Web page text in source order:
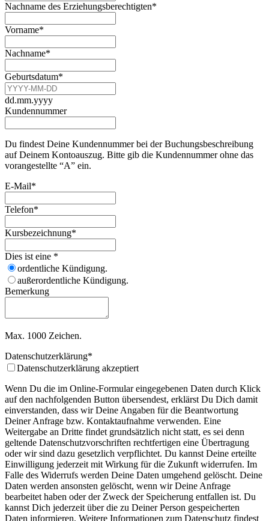
Nachname des Erziehungsberechtigten*
Vorname*
Nachname*
Geburtsdatum*
dd.mm.yyyy
Kundennummer
Du findest Deine Kundennummer bei der Buchungsbeschreibung
auf Deinem Kontoauszug. Bitte gib die Kundennummer ohne das
vorangestellte “A” ein.
E-Mail*
Telefon*
Kursbezeichnung*
Dies ist eine *
ordentliche Kündigung.
außerordentliche Kündigung.
Bemerkung
Max. 1000 Zeichen.
Datenschutzerklärung*
Datenschutzerklärung akzeptiert
Wenn Du die im Online-Formular eingegebenen Daten durch Klick
auf den nachfolgenden Button übersendest, erklärst Du Dich damit
einverstanden, dass wir Deine Angaben für die Beantwortung
Deiner Anfrage bzw. Kontaktaufnahme verwenden. Eine
Weitergabe an Dritte findet grundsätzlich nicht statt, es sei denn
geltende Datenschutzvorschriften rechtfertigen eine Übertragung
oder wir sind dazu gesetzlich verpflichtet. Du kannst Deine erteilte
Einwilligung jederzeit mit Wirkung für die Zukunft widerrufen. Im
Falle des Widerrufs werden Deine Daten umgehend gelöscht. Deine
Daten werden ansonsten gelöscht, wenn wir Deine Anfrage
bearbeitet haben oder der Zweck der Speicherung entfallen ist. Du
kannst Dich jederzeit über die zu Deiner Person gespeicherten
Daten informieren. Weitere Informationen zum Datenschutz findest